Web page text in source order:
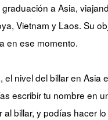
a Asia,
Vietnam y Laos. Su
en ese momento.
el nivel del billar en Asia
escribir tu nombre en
al billar, y podías hacer